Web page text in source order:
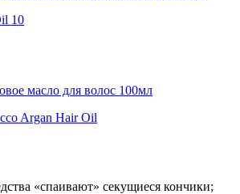
10
масло для волос 100мл
Argan Hair Oil
«спаивают» секущиеся кончики;